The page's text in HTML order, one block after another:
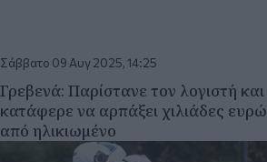
Σάββατο 09 Αυγ 2025, 14:25
Γρεβενά: Παρίστανε τον λογιστή και
κατάφερε να αρπάξει χιλιάδες ευρώ
από ηλικιωμένο